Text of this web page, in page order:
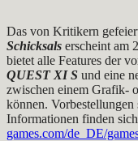
Das von Kritikern
Schicksals erscheint am
bietet alle Features der
QUEST XI S und eine
zwischen einem Grafik-
können.
Informationen finden
games.com/de_DE/